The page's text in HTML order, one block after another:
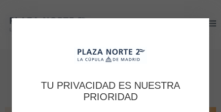
¡Una experiencia de shopping única!
TU PRIVACIDAD ES NUESTRA
PRIORIDAD